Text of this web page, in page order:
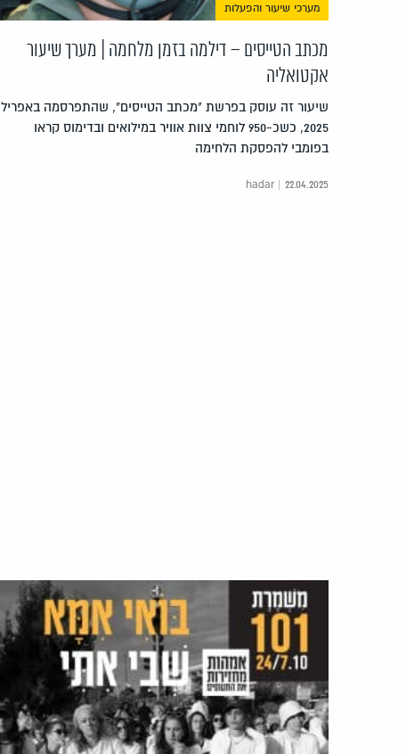
מערכי שיעור והפעלות
מכתב הטייסים – דילמה בזמן מלחמה | מערך שיעור
אקטואליה
שיעור זה עוסק בפרשת "מכתב הטייסים", שהתפרסמה באפריל
2025, כשכ-950 לוחמי צוות אוויר במילואים ובדימוס קראו
בפומבי להפסקת הלחימה
hadar | 22.04.2025